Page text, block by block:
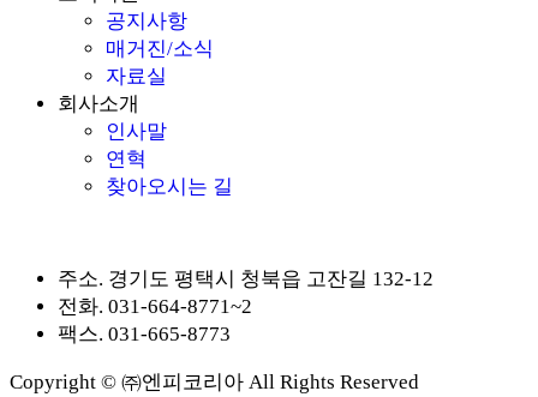
공지사항
매거진/소식
자료실
회사소개
인사말
연혁
찾아오시는 길
주소. 경기도 평택시 청북읍 고잔길 132-12
전화. 031-664-8771~2
팩스. 031-665-8773
Copyright © ㈜엔피코리아 All Rights Reserved